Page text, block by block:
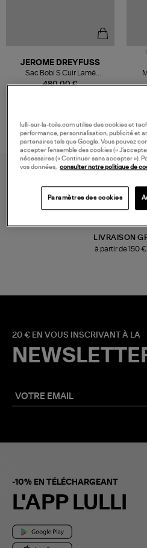
480,00 €
JEROME DREYFUSS
Sac Bobi S Cuir Lamé
Champagne
LIVRAISON
à partir de 150
20 € EN VOUS INSCRIVANT À LA
-10% EN TÉLÉCHARGEANT
L'APP LULLI
lulli-sur-la-toile.com utilise des cookies et
performance, personnalisation, publicité et
partenaires tels que Google. Vous pouvez
accepter l’ensemble des cookies («
nécessaires (« Continuer sans accepter »).
vos données, consulter notre politique de
Paramètres des cookies